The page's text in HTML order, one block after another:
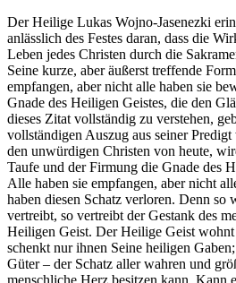
Der Heilige Lukas Wojno-Jasenezki
anlässlich des Festes daran, dass die
Leben jedes Christen durch die
Seine kurze, aber äußerst treffende
empfangen, aber nicht alle haben sie
Gnade des Heiligen Geistes, die den
dieses Zitat vollständig zu verstehen,
vollständigen Auszug aus seiner
den unwürdigen Christen von heute,
Taufe und der Firmung die Gnade des
Alle haben sie empfangen, aber nicht
haben diesen Schatz verloren. Denn so
vertreibt, so vertreibt der Gestank des
Heiligen Geist. Der Heilige Geist
schenkt nur ihnen Seine heiligen
Güter – der Schatz aller wahren und
menschliche Herz besitzen kann. Kann